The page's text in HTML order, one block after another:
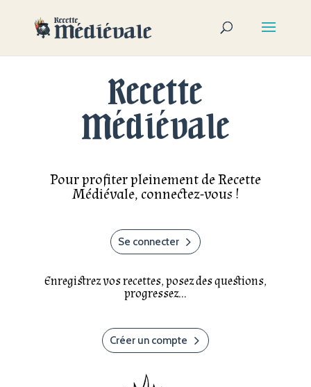
Recette
Médiévale
Pour profiter pleinement de Recette
Médiévale, connectez-vous !
Se connecter
Enregistrez vos recettes, posez des questions,
progressez…
Créer un compte